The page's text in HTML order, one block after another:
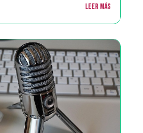
Leer más